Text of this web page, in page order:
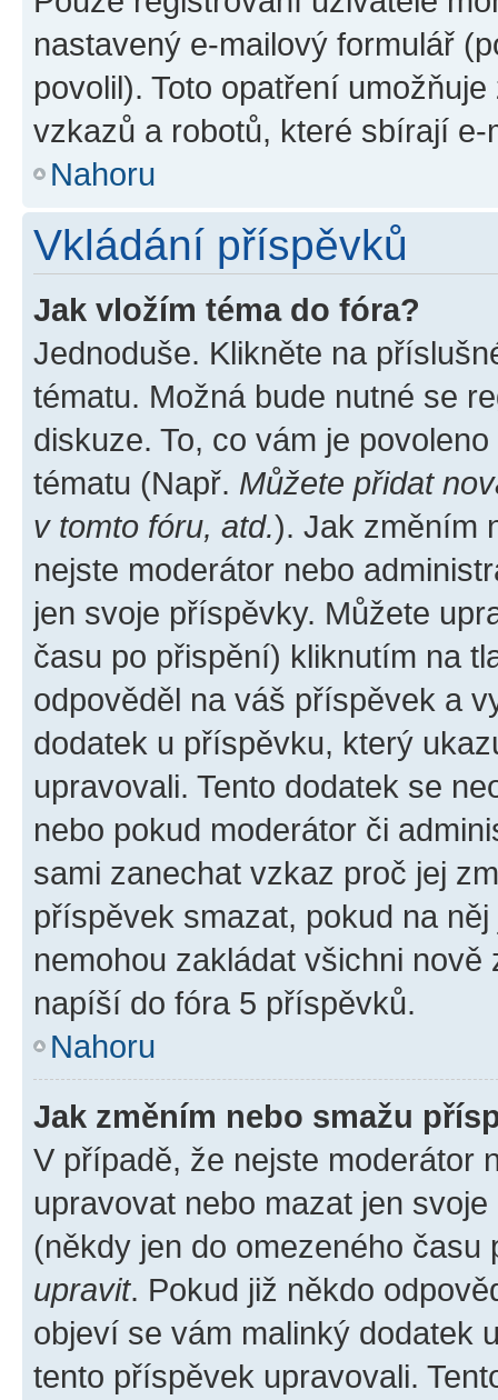
nastavený e-mailový formulář
povolil). Toto opatření
vzkazů a robotů, které sbírají e-
Nahoru
Vkládání příspěvků
Jak vložím téma do fóra?
Jednoduše. Klikněte na
tématu. Možná bude nutné se
diskuze. To, co vám je
tématu (Např. Můžete přidat
v tomto fóru, atd.). Jak změním
nejste moderátor nebo
jen svoje příspěvky. Můžete
času po přispění) kliknutím na
odpověděl na váš příspěvek a
dodatek u příspěvku, který
upravovali. Tento dodatek se
nebo pokud moderátor či
sami zanechat vzkaz proč jej
příspěvek smazat, pokud na
nemohou zakládat všichni
napíší do fóra 5 příspěvků.
Nahoru
Jak změním nebo smažu
V případě, že nejste moderátor
upravovat nebo mazat jen
(někdy jen do omezeného
upravit. Pokud již někdo
objeví se vám malinký dodatek
tento příspěvek upravovali.